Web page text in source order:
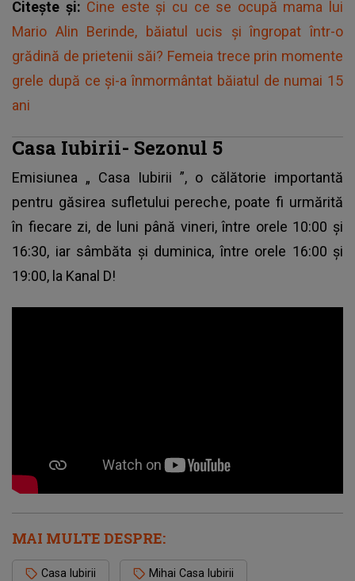
Citește și: Cine este și cu ce se ocupă mama lui
Mario Alin Berinde, băiatul ucis și îngropat într-o
grădină de prietenii săi? Femeia trece prin momente
grele după ce și-a înmormântat băiatul de numai 15
ani
Casa Iubirii- Sezonul 5
Emisiunea „ Casa Iubirii ”, o călătorie importantă
pentru găsirea sufletului pereche, poate fi urmărită
în fiecare zi, de luni până vineri, între orele 10:00 și
16:30, iar sâmbăta și duminica, între orele 16:00 și
19:00, la Kanal D!
MAI MULTE DESPRE:
Casa Iubirii Mihai Casa Iubirii